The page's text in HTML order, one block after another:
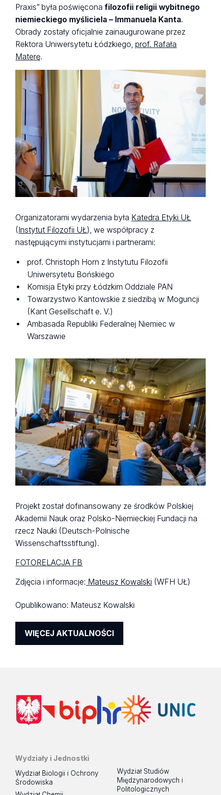
Praxis” była poświęconafilozofii religii wybitnego
niemieckiego myśliciela – Immanuela Kanta.
Obrady zostały oficjalnie zainaugurowane przez
Rektora Uniwersytetu Łódzkiego,prof. Rafała
Materę.
Organizatorami wydarzenia była Katedra Etyki UŁ
(Instytut Filozofii UŁ ), we współpracy z
następującymi instytucjami i partnerami:
prof. Christoph Horn z Instytutu Filozofii
Uniwersytetu Bońskiego
Komisja Etyki przy Łódzkim Oddziale PAN
Towarzystwo Kantowskie z siedzibą w Moguncji
(Kant Gesellschaft e. V.)
Ambasada Republiki Federalnej Niemiec w
Warszawie
Projekt został dofinansowany ze środków Polskiej
Akademii Nauk oraz Polsko-Niemieckiej Fundacji na
rzecz Nauki (Deutsch-Polnische
Wissenschaftsstiftung).
FOTORELACJA FB
Zdjęcia i informacje: Mateusz Kowalski (WFH UŁ)
Opublikowano: Mateusz Kowalski
WIĘCEJ AKTUALNOŚCI
Wydziały i Jednostki
Wydział Biologii i Ochrony
Środowiska
Wydział Studiów
Międzynarodowych i
Politologicznych